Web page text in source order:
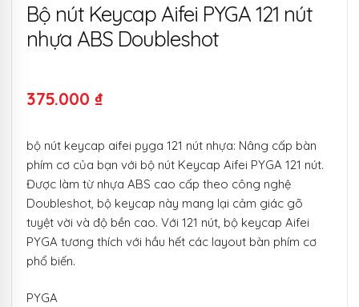
Bộ nút Keycap Aifei PYGA 121 nút
nhựa ABS Doubleshot
375.000 ₫
bộ nút keycap aifei pyga 121 nút nhựa: Nâng cấp bàn
phím cơ của bạn với bộ nút Keycap Aifei PYGA 121 nút.
Được làm từ nhựa ABS cao cấp theo công nghệ
Doubleshot, bộ keycap này mang lại cảm giác gõ
tuyệt vời và độ bền cao. Với 121 nút, bộ keycap Aifei
PYGA tương thích với hầu hết các layout bàn phím cơ
phổ biến.
PYGA